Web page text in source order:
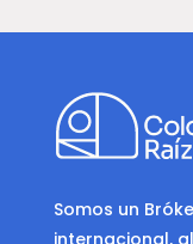
Somos un